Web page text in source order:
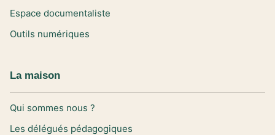
Espace documentaliste
Outils numériques
La maison
Qui sommes nous ?
Les délégués pédagogiques